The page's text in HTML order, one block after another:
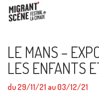
LE MANS –
LES ENFANTS
du 29/11/21 au 03/12/21